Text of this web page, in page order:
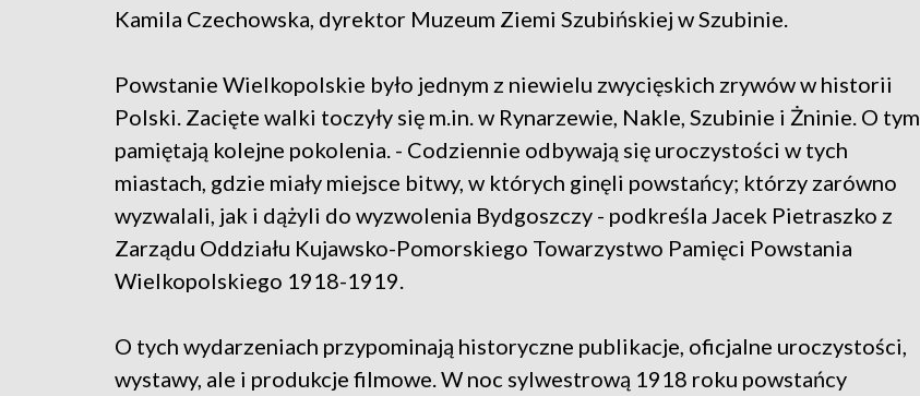
Kamila Czechowska, dyrektor Muzeum Ziemi Szubińskiej w Szubinie.
Powstanie Wielkopolskie było jednym z niewielu zwycięskich zrywów w historii
Polski. Zacięte walki toczyły się m.in. w Rynarzewie, Nakle, Szubinie i Żninie. O tym
pamiętają kolejne pokolenia. - Codziennie odbywają się uroczystości w tych
miastach, gdzie miały miejsce bitwy, w których ginęli powstańcy; którzy zarówno
wyzwalali, jak i dążyli do wyzwolenia Bydgoszczy - podkreśla Jacek Pietraszko z
Zarządu Oddziału Kujawsko-Pomorskiego Towarzystwo Pamięci Powstania
Wielkopolskiego 1918-1919.
O tych wydarzeniach przypominają historyczne publikacje, oficjalne uroczystości,
wystawy, ale i produkcje filmowe. W noc sylwestrową 1918 roku powstańcy